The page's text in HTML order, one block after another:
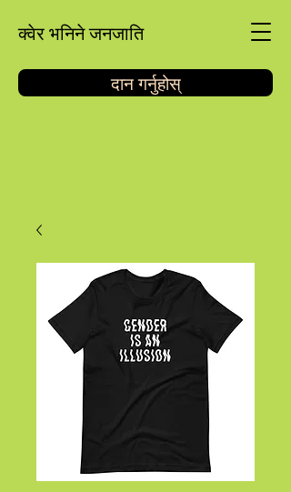
क्वेर भनिने जनजाति
दान गर्नुहोस्